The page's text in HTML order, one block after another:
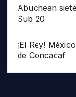
Abuchean
Sub 20
¡El Rey!
de Concacaf